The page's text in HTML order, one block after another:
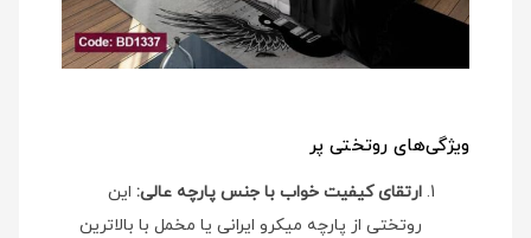
ویژگی‌های روتختی پر
ارتقای کیفیت خواب با جنس پارچه عالی: این
روتختی از پارچه میکرو ایرانی یا مخمل با بالاترین